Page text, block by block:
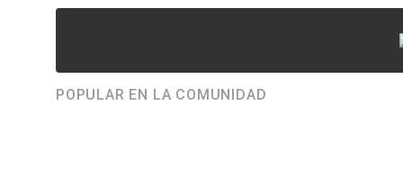
POPULAR EN LA COMUNIDAD